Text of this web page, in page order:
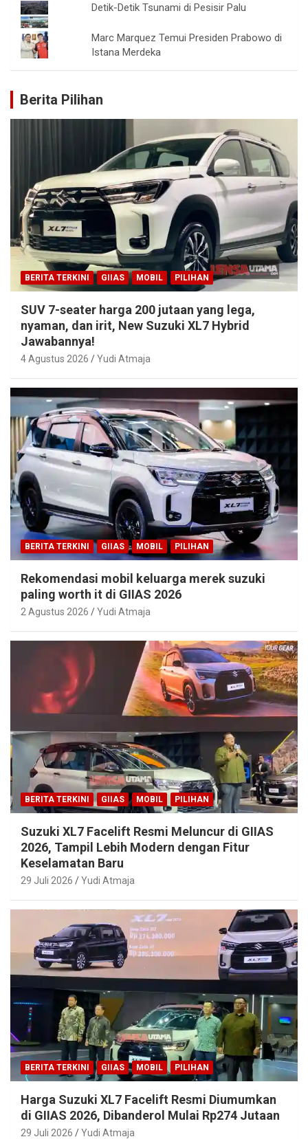
Detik-Detik Tsunami di Pesisir Palu
Marc Marquez Temui Presiden Prabowo di
Istana Merdeka
Berita Pilihan
BERITA TERKINI GIIAS MOBIL PILIHAN
SUV 7-seater harga 200 jutaan yang lega,
nyaman, dan irit, New Suzuki XL7 Hybrid
Jawabannya!
4 Agustus 2026 Yudi Atmaja
BERITA TERKINI GIIAS MOBIL PILIHAN
Rekomendasi mobil keluarga merek suzuki
paling worth it di GIIAS 2026
2 Agustus 2026 Yudi Atmaja
BERITA TERKINI GIIAS MOBIL PILIHAN
Suzuki XL7 Facelift Resmi Meluncur di GIIAS
2026, Tampil Lebih Modern dengan Fitur
Keselamatan Baru
29 Juli 2026 Yudi Atmaja
BERITA TERKINI GIIAS MOBIL PILIHAN
Harga Suzuki XL7 Facelift Resmi Diumumkan
di GIIAS 2026, Dibanderol Mulai Rp274 Jutaan
29 Juli 2026 Yudi Atmaja